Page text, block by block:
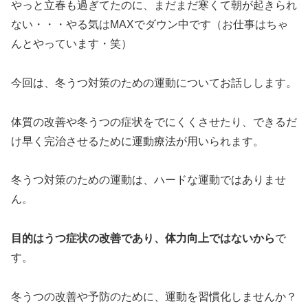
やっと立春も過ぎてたのに、まだまだ寒くて朝が起きられ
ない・・・やる気はMAXでダウン中です（お仕事はちゃ
んとやっています・笑）
今回は、冬うつ対策のための運動についてお話しします。
体質の改善や冬うつの症状をでにくくさせたり、できるだ
け早く完治させるために運動療法が用いられます。
冬うつ対策のための運動は、ハードな運動ではありませ
ん。
目的はうつ症状の改善であり、体力向上ではないからで
す。
冬うつの改善や予防のために、運動を習慣化しませんか？